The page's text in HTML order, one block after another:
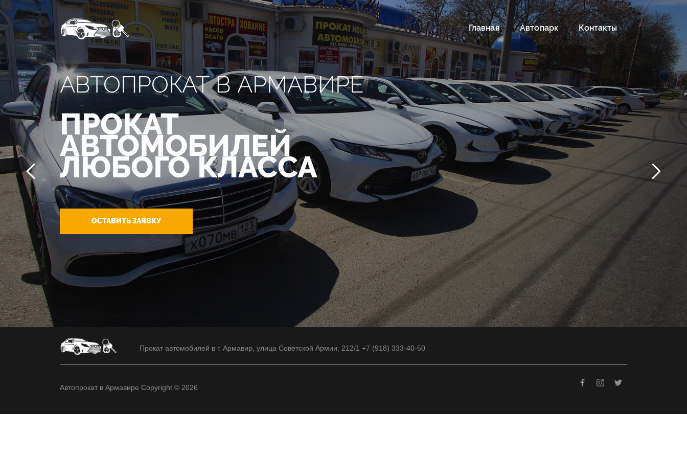
Главная Автопарк Контакты
АВТОПРОКАТ В АРМАВИРЕ
ПРОКАТ
АВТОМОБИЛЕЙ
ЛЮБОГО КЛАССА
ОСТАВИТЬ ЗАЯВКУ
Прокат автомобилей в г. Армавир, улица Советской Армии, 212/1 +7 (918) 333-40-50
Автопрокат в Армавире Copyright © 2026